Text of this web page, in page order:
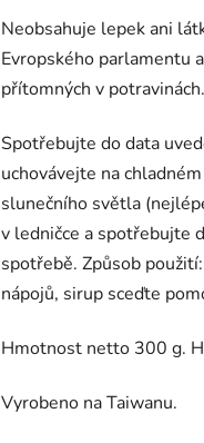
Neobsahuje lepek ani
Evropského parlamentu
přítomných v potravinách.
Spotřebujte do data
uchovávejte na
slunečního světla
v ledničce a spotřebujte
spotřebě. Způsob
nápojů, sirup sceďte
Hmotnost netto 300 g.
Vyrobeno na Taiwanu.